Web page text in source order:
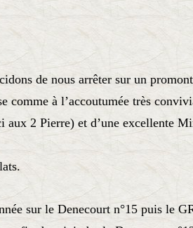
de nous arrêter sur un
comme à l’accoutumée très
aux 2 Pierre) et d’une excellente
sur le Denecourt n°15 puis le